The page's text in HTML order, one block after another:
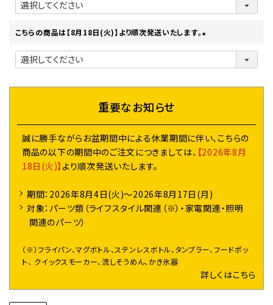
必
)
こちらの商品は【8月18日(火)】より順次発送いたします。
(
)
重要なお知らせ
誠に勝手ながらお盆期間中による休業期間に伴い、こちらの
商品の以下の期間中のご注文につきましては、 【2026年8月
18日(火)】 より順次発送いたします。
期間：2026年8月4日(火)～2026年8月17日(月)
対象：パーツ類（ライフスタイル関連（※）・家電関連・照明
関連のパーツ）
（※）フライパン、マグボトル、ステンレスボトル、タンブラー、フードポッ
ト、 クイックスモーカー、流しそうめん、かき氷器
詳しくはこちら